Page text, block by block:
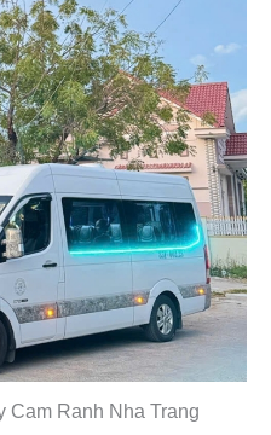
Cam Ranh Nha Trang